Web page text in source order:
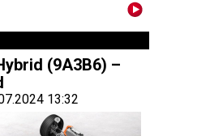
(9A3B6) –
13:32